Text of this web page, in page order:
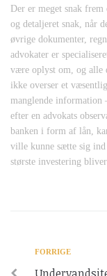
Der er meget snak
og detaljeret snak, når
øvrige dokumenter,
advokater er
være oplyst om, og alle
ikke overser et
manglende information
efter en advokats
banken i form af lån,
ville kunne sætte sig
største investering
FORRIGE